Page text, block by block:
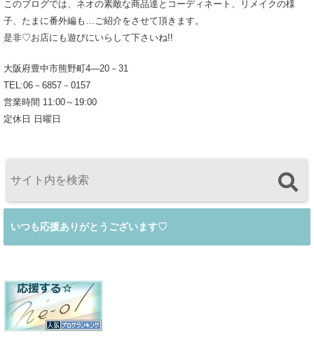
このブログでは、ネオの素敵な商品達とコーディネート、リメイクの様
子、たまに番外編も…ご紹介をさせて頂きます。
是非♡お店にも遊びにいらして下さいね!!
大阪府豊中市熊野町4―20－31
TEL:06－6857－0157
営業時間 11:00～19:00
定休日 日曜日
いつも応援ありがとうございます♡